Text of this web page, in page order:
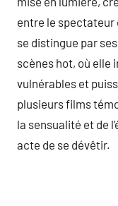
entre le spectateur
se distingue par
scènes hot, où elle
vulnérables et
plusieurs films
la sensualité et de
acte de se dévêtir.